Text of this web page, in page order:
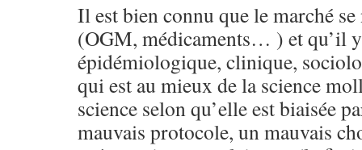
Il est bien connu que le marché
(OGM, médicaments… ) et qu’il y
épidémiologique, clinique,
qui est au mieux de la science
science selon qu’elle est biaisée
mauvais protocole, un mauvais